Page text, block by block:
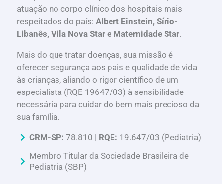
atuação no corpo clínico dos hospitais mais
respeitados do país: Albert Einstein, Sírio-
Libanês, Vila Nova Star e Maternidade Star.
Mais do que tratar doenças, sua missão é
oferecer segurança aos pais e qualidade de vida
às crianças, aliando o rigor científico de um
especialista (RQE 19647/03) à sensibilidade
necessária para cuidar do bem mais precioso da
sua família.
CRM-SP: 78.810 | RQE: 19.647/03 (Pediatria)
Membro Titular da Sociedade Brasileira de
Pediatria (SBP)